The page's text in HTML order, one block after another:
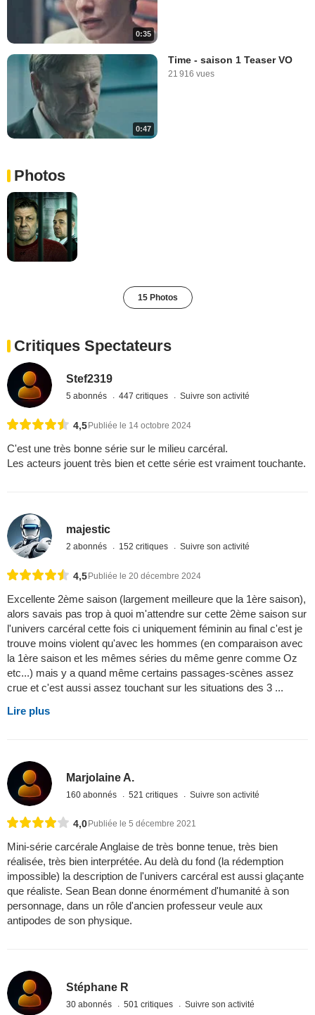
0:35
0:47
Time - saison 1 Teaser VO
21 916 vues
Photos
15 Photos
Critiques Spectateurs
Stef2319
5 abonnés 447 critiques Suivre son activité
4,5Publiée le 14 octobre 2024
C'est une très bonne série sur le milieu carcéral.
Les acteurs jouent très bien et cette série est vraiment touchante.
majestic
2 abonnés 152 critiques Suivre son activité
4,5 Publiée le 20 décembre 2024
Excellente 2ème saison (largement meilleure que la 1ère saison),
alors savais pas trop à quoi m'attendre sur cette 2ème saison sur
l'univers carcéral cette fois ci uniquement féminin au final c'est je
trouve moins violent qu'avec les hommes (en comparaison avec
la 1ère saison et les mêmes séries du même genre comme Oz
etc...) mais y a quand même certains passages-scènes assez
crue et c'est aussi assez touchant sur les situations des 3 ...
Lire plus
Marjolaine A.
160 abonnés 521 critiques Suivre son activité
4,0 Publiée le 5 décembre 2021
Mini-série carcérale Anglaise de très bonne tenue, très bien
réalisée, très bien interprétée. Au delà du fond (la rédemption
impossible) la description de l'univers carcéral est aussi glaçante
que réaliste. Sean Bean donne énormément d'humanité à son
personnage, dans un rôle d'ancien professeur veule aux
antipodes de son physique.
Stéphane R
30 abonnés 501 critiques Suivre son activité